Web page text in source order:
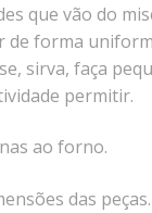
que vão do
de forma
sirva, faça
permitir.
ao forno.
das peças.